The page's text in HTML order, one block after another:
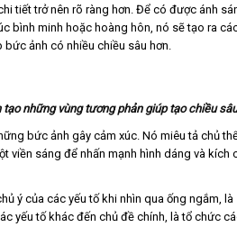
tiết trở nên rõ ràng hơn. Để có được ánh
bình minh hoặc hoàng hôn, nó sẽ tạo ra
bức ảnh có nhiều chiều sâu hơn.
tạo những vùng tương phản giúp tạo chiều
bức ảnh gây cảm xúc. Nó miêu tả chủ
viền sáng để nhấn mạnh hình dáng và kích
ý của các yếu tố khi nhìn qua ống ngắm, là
yếu tố khác đến chủ đề chính, là tổ chức